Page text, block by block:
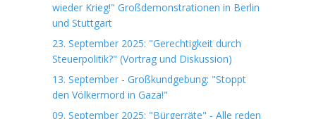
wieder Krieg!" Großdemonstrationen in Berlin
und Stuttgart
23. September 2025: "Gerechtigkeit durch
Steuerpolitik?" (Vortrag und Diskussion)
13. September - Großkundgebung: "Stoppt
den Völkermord in Gaza!"
09. September 2025: "Bürgerräte" - Alle reden